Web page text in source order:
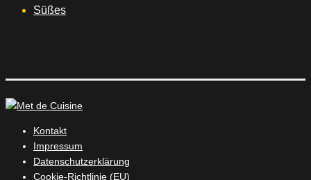
Süßes
Kontakt
Impressum
Datenschutzerklärung
Cookie-Richtlinie (EU)